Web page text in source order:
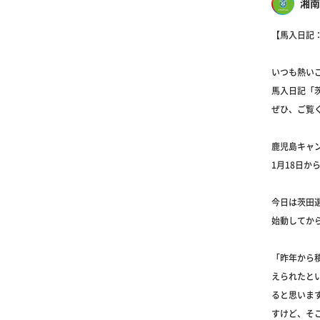
湘
【馬入日
いつも熱い
馬入日記「
ぜひ、ご覧
鹿児島キャ
1月18日か
今日は茨田
始動してか
「昨年か
えられたと
ると思いま
すけど、そ